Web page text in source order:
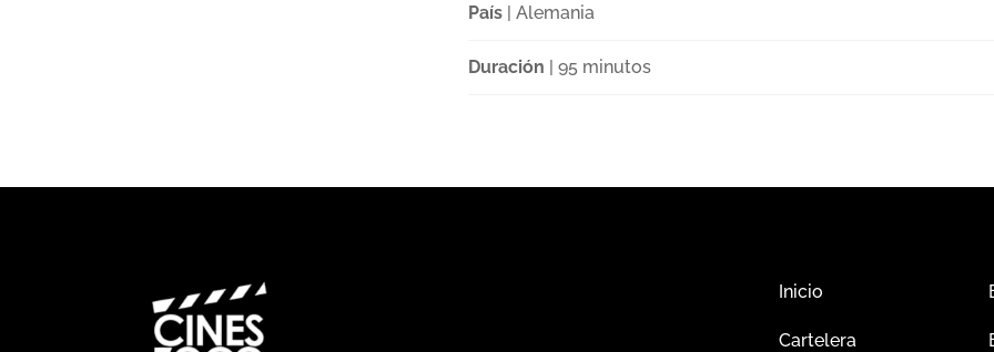
País| Alemania
Duración | 95 minutos
Inicio
Cartelera